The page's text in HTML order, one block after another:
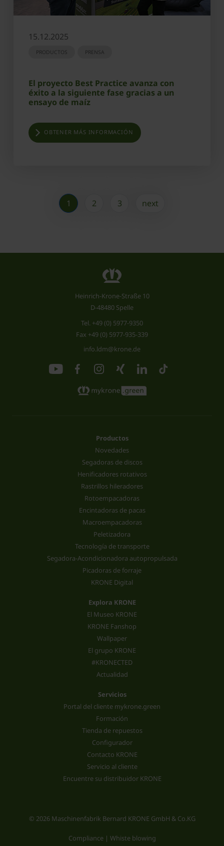
15.12.2025
PRODUCTOS PRENSA
El proyecto Best Practice avanza con
éxito a la siguiente fase gracias a un
ensayo de maíz
OBTENER MÁS INFORMACIÓN
1 2 3 next
Heinrich-Krone-Straße 10
D-48480 Spelle
Tel. +49 (0) 5977-9350
Fax +49 (0) 5977-935-339
info.ldm@krone.de
Productos
Novedades
Segadoras de discos
Henificadores rotativos
Rastrillos hileradores
Rotoempacadoras
Encintadoras de pacas
Macroempacadoras
Peletizadora
Tecnología de transporte
Segadora-Acondicionadora autopropulsada
Picadoras de forraje
KRONE Digital
Explora KRONE
El Museo KRONE
KRONE Fanshop
Wallpaper
El grupo KRONE
#KRONECTED
Actualidad
Servicios
Portal del cliente mykrone.green
Formación
Tienda de repuestos
Configurador
Contacto KRONE
Servicio al cliente
Encuentre su distribuidor KRONE
© 2026 Maschinenfabrik Bernard KRONE GmbH & Co.KG
Compliance | Whiste blowing